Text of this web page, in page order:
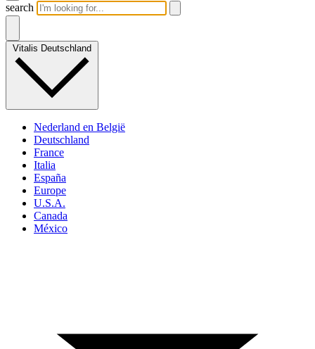
search
Vitalis Deutschland
Nederland en België
Deutschland
France
Italia
España
Europe
U.S.A.
Canada
México